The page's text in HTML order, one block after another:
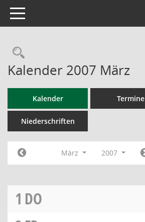
Toggle navigation
Rechercheauswahl
Kalender 2007 März
Kalender Termine
Niederschriften
März 2007
1 DO